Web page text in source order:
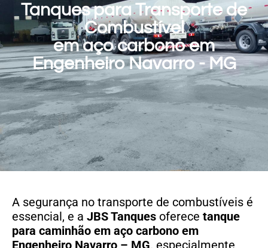
Tanques para Transporte de
Combustível
em aço carbono em
Engenheiro Navarro - MG
A segurança no transporte de combustíveis é
essencial, e a JBS Tanques oferece tanque
para caminhão em aço carbono em